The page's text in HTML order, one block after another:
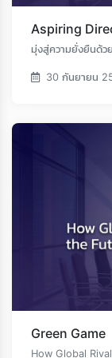
Aspiring
มุ่งสู่ความยั่งยืนด้ว
30 กันยายน
Green Game
How Global